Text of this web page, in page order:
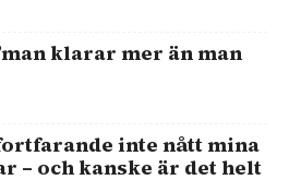
klarar mer än man
inte nått mina
– och kanske är det helt